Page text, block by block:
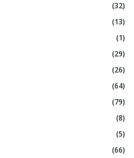
(32)
(13)
(1)
(29)
(26)
(64)
(79)
(8)
(5)
(66)